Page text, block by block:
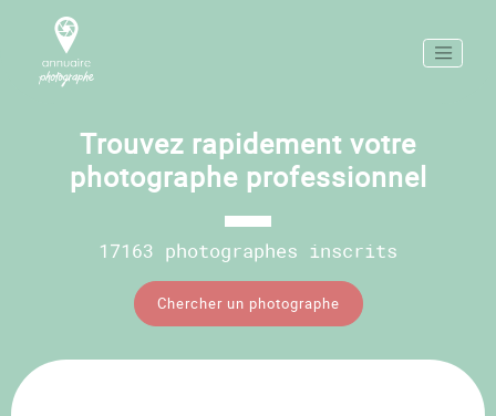
Trouvez rapidement votre
photographe professionnel
17163 photographes inscrits
Chercher un photographe